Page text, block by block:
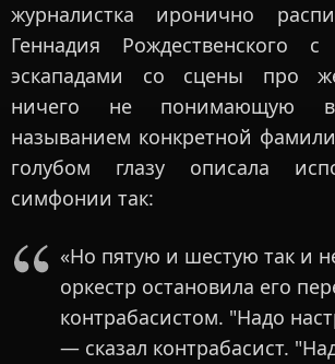
журналистка иронично
Геннадия Рождественского
эскападами со сцены про
ничего не понимающую
называнием конкретной
голубом глазу описала
симфонии так:
«Но пятую и шестую так и
оркестр остановила его
контрабасистом. "Надо
— сказал контрабасист.